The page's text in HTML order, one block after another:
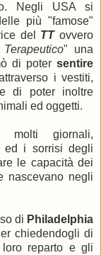
Negli USA si
più "famose"
del TTovvero
Terapeutico" una
di poter sentire
i vestiti,
di poter inoltre
ed oggetti.
molti giornali,
ed i sorrisi degli
le capacità dei
nascevano negli
di Philadelphia
chiedendogli di
reparto e gli